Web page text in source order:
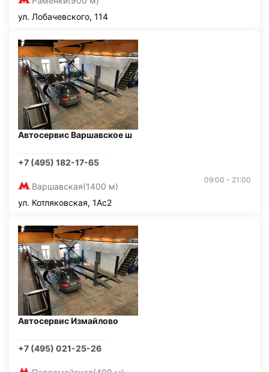
ул. Лобачевского, 114
Автосервис Варшавское ш
+7 (495) 182-17-65
Варшавская(1400 м)
09:00 - 21:00
ул. Котляковская, 1Ас2
Автосервис Измайлово
+7 (495) 021-25-26